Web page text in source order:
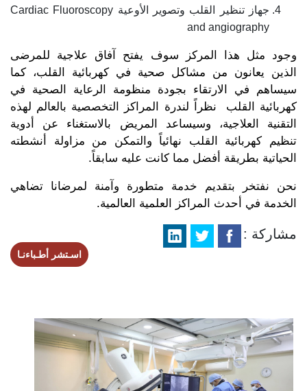
جهاز تنظير القلب وتصوير الأوعية Cardiac Fluoroscopy
and angiography
وجود مثل هذا المركز سوف يفتح آفاق علاجية للمرضى
الذين يعانون من مشاكل صحية في كهربائية القلب، كما
سيساهم في الارتقاء بجودة منظومة الرعاية الصحية في
كهربائية القلب نظراً لندرة المراكز التخصصية بالعالم لهذه
التقنية العلاجية، وسيساعد المريض بالاستغناء عن أدوية
تنظيم كهربائية القلب نهائياً والتمكن من مزاولة أنشطته
الحياتية بطريقة أفضل مما كانت عليه سابقاً.
نحن نفتخر بتقديم خدمة متطورة وآمنة لمرضانا تضاهي
الخدمة في أحدث المراكز العلمية العالمية.
مشاركة :
اسـتشر أطـباءنـا